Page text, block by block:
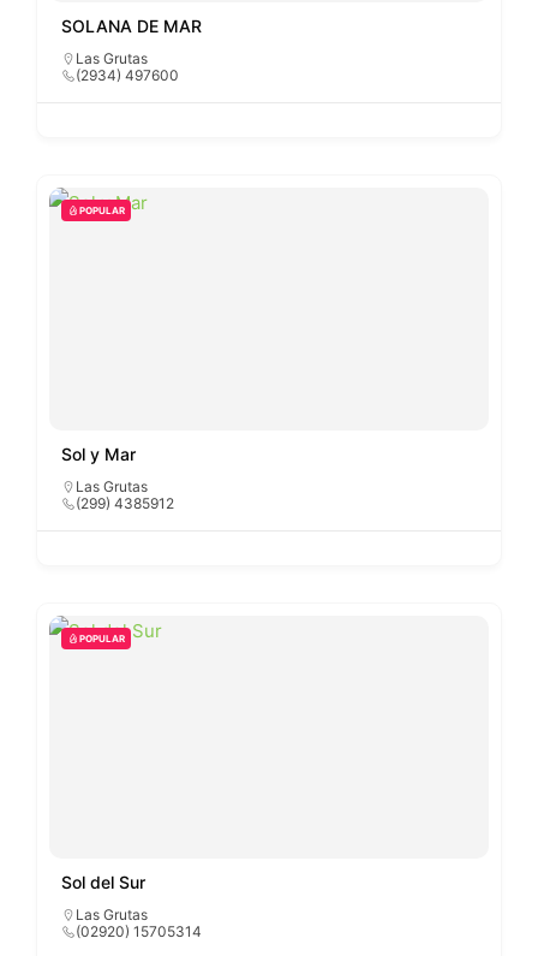
SOLANA DE MAR
Las Grutas
(2934) 497600
POPULAR
Sol y Mar
Las Grutas
(299) 4385912
POPULAR
Sol del Sur
Las Grutas
(02920) 15705314